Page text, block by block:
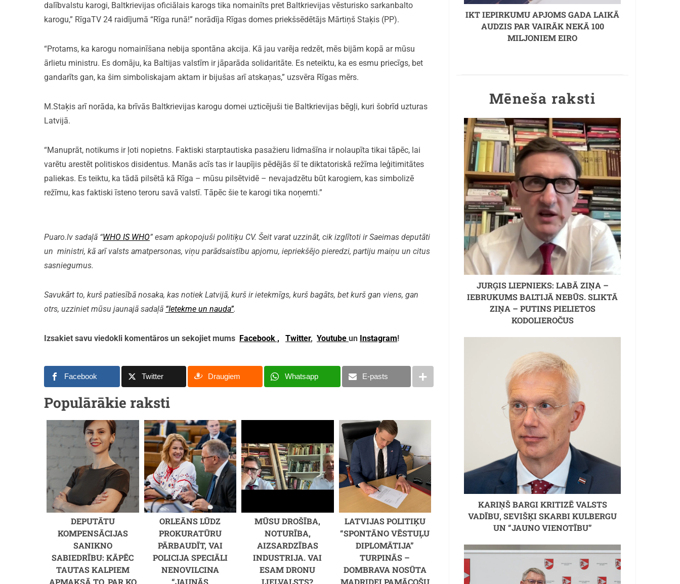
dalībvalstu karogi, Baltkrievijas oficiālais karogs tika nomainīts pret Baltkrievijas vēsturisko sarkanbalto
karogu,” RīgaTV 24 raidījumā “Rīga runā!” norādīja Rīgas domes priekšsēdētājs Mārtiņš Staķis (PP).
“Protams, ka karogu nomainīšana nebija spontāna akcija. Kā jau varēja redzēt, mēs bijām kopā ar mūsu
ārlietu ministru. Es domāju, ka Baltijas valstīm ir jāparāda solidaritāte. Es neteiktu, ka es esmu priecīgs, bet
gandarīts gan, ka šim simboliskajam aktam ir bijušas arī atskaņas,” uzsvēra Rīgas mērs.
M.Staķis arī norāda, ka brīvās Baltkrievijas karogu domei uzticējuši tie Baltkrievijas bēgļi, kuri šobrīd uzturas
Latvijā.
“Manuprāt, notikums ir ļoti nopietns. Faktiski starptautiska pasažieru lidmašīna ir nolaupīta tikai tāpēc, lai
varētu arestēt politiskos disidentus. Manās acīs tas ir laupījis pēdējās šī te diktatoriskā režīma leģitimitātes
paliekas. Es teiktu, ka tādā pilsētā kā Rīga – mūsu pilsētvidē – nevajadzētu būt karogiem, kas simbolizē
režīmu, kas faktiski īsteno teroru savā valstī. Tāpēc šie te karogi tika noņemti.”
Puaro.lv sadaļā “WHO IS WHO” esam apkopojuši politiķu CV. Šeit varat uzzināt, cik izglītoti ir Saeimas deputāti
un ministri, kā arī valsts amatpersonas, viņu parādsaistību apjomu, iepriekšējo pieredzi, partiju maiņu un citus
sasniegumus.
Savukārt to, kurš patiesībā nosaka, kas notiek Latvijā, kurš ir ietekmīgs, kurš bagāts, bet kurš gan viens, gan
otrs, uzziniet mūsu jaunajā sadaļā “Ietekme un nauda”.
Izsakiet savu viedokli komentāros un sekojiet mums Facebook , Twitter, Youtube un Instagram!
Facebook Twitter Draugiem Whatsapp E-pasts
Populārākie raksti
DEPUTĀTU
KOMPENSĀCIJAS
SANIKNO
SABIEDRĪBU: KĀPĒC
TAUTAS KALPIEM
APMAKSĀ TO, PAR KO
ORLEĀNS LŪDZ
PROKURATŪRU
PĀRBAUDĪT, VAI
POLICIJA SPECIĀLI
NENOVILCINA
“JAUNĀS
MŪSU DROŠĪBA,
NOTURĪBA,
AIZSARDZĪBAS
INDUSTRIJA. VAI
ESAM DRONU
LIELVALSTS?
LATVIJAS POLITIĶU
“SPONTĀNO VĒSTUĻU
DIPLOMĀTIJA”
TURPINĀS –
DOMBRAVA NOSŪTA
MADRIDEI PAMĀCOŠU
IKT IEPIRKUMU APJOMS GADA LAIKĀ
AUDZIS PAR VAIRĀK NEKĀ 100
MILJONIEM EIRO
Mēneša raksti
JURĢIS LIEPNIEKS: LABĀ ZIŅA –
IEBRUKUMS BALTIJĀ NEBŪS. SLIKTĀ
ZIŅA – PUTINS PIELIETOS
KODOLIEROČUS
KARIŅŠ BARGI KRITIZĒ VALSTS
VADĪBU, SEVIŠĶI SKARBI KULBERGU
UN “JAUNO VIENOTĪBU”